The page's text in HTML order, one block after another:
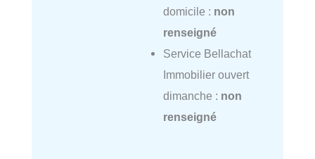
domicile : non
renseigné
Service Bellachat
Immobilier ouvert
dimanche : non
renseigné